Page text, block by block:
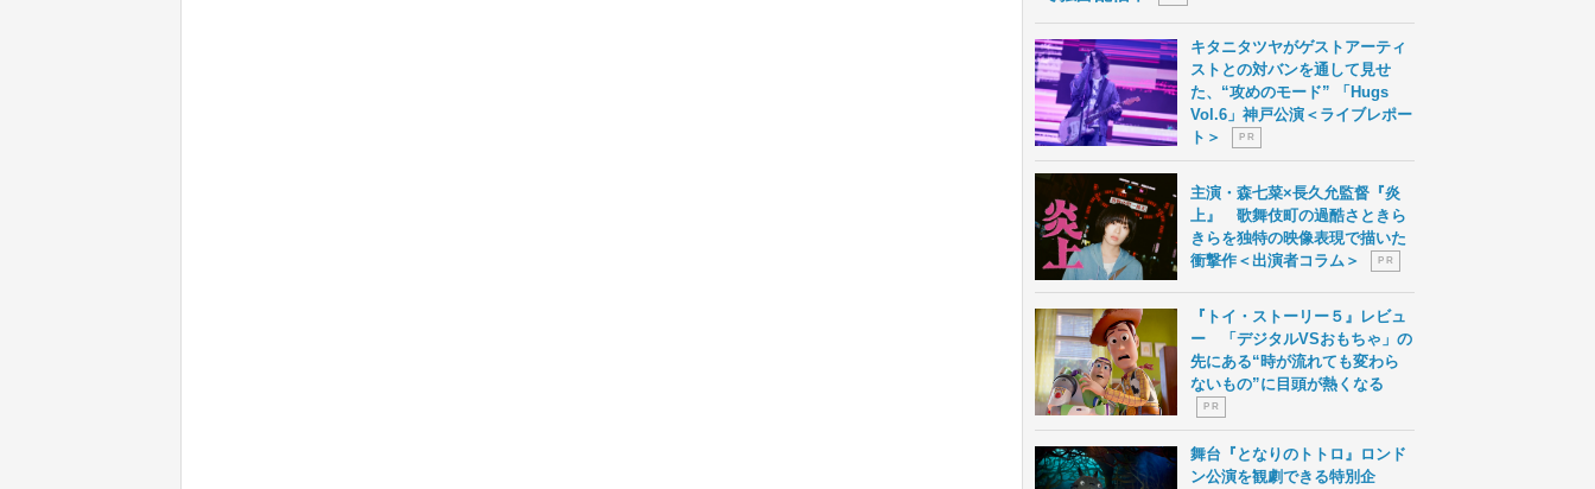
キタニタツヤがゲストアーティ
ストとの対バンを通して見せ
た、“攻めのモード” 「Hugs
Vol.6」神戸公演＜ライブレポー
ト＞
P R
主演・森七菜×長久允監督『炎
上』 歌舞伎町の過酷さときら
きらを独特の映像表現で描いた
衝撃作＜出演者コラム＞
P R
『トイ・ストーリー５』レビュ
ー 「デジタルVSおもちゃ」の
先にある“時が流れても変わら
ないもの”に目頭が熱くなる
P R
舞台『となりのトトロ』ロンド
ン公演を観劇できる特別企